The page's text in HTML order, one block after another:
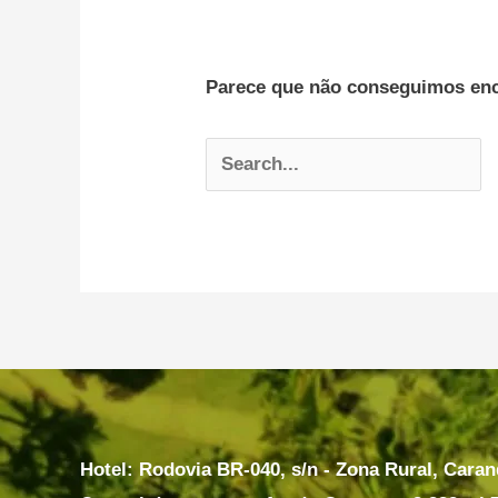
Parece que não conseguimos
Hotel: Rodovia BR-040, s/n - Zona Rural,